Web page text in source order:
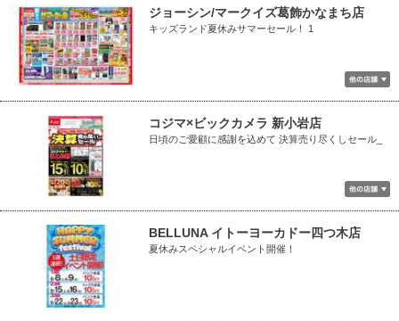
ジョーシン/マークイズ葛飾かなまち店
キッズランド夏休みサマーセール！ 1
コジマ×ビックカメラ 新小岩店
日頃のご愛顧に感謝を込めて 決算売り尽くしセール_
BELLUNA イトーヨーカドー四つ木店
夏休みスペシャルイベント開催！